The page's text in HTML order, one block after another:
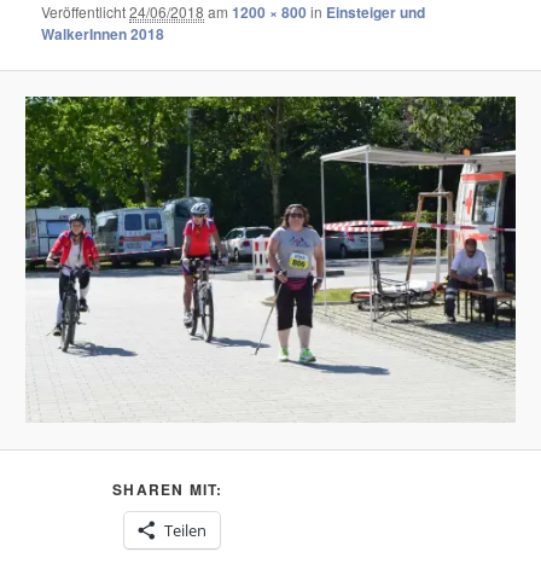
Veröffentlicht24/06/2018 am1200 × 800in Einsteiger und
WalkerInnen 2018
SHAREN MIT:
Teilen